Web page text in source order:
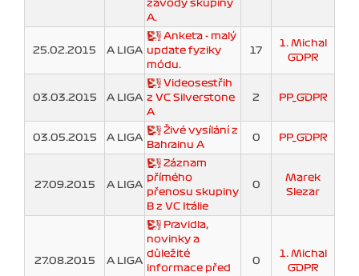
závody skupiny
A.
25.02.2015 A LIGA
Anketa - malý
update fyziky
módu.
17
1. Michal
GDPR
03.03.2015 A LIGA
Videosestřih
z VC Silverstone
A
2 PP_GDPR
03.05.2015 A LIGA
Živé vysílání z
Bahrainu A
0 PP_GDPR
27.09.2015 A LIGA
Záznam
přímého
přenosu skupiny
B z VC Itálie
0
Marek
Slezar
27.08.2015 A LIGA
Pravidla,
novinky a
důležité
informace před
0
1. Michal
GDPR